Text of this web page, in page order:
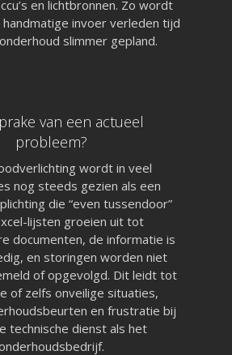
en lichtbronnen. Zo wordt
invoer verleden tijd
slimmer gepland.
van een actueel
probleem?
wordt in veel
nog steeds gezien als een
die “even tussendoor”
lijsten groeien uit tot
documenten, de informatie is
en storingen worden niet
of opgevolgd. Dit leidt tot
of zelfs onveilige situaties,
en frustratie bij
technische dienst als het
Uptime afgelopen 30
100%
088 4566 000 (09:00 tot